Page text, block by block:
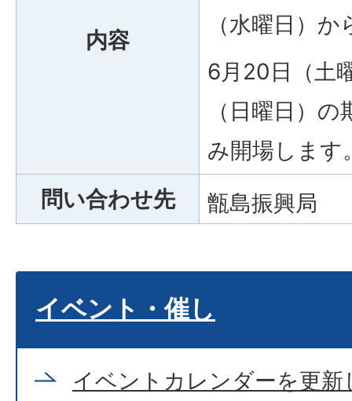
内容
（水曜日）
6月20日（土
（日曜日）
み開場します
問い合わせ先
甑島振興局
イベント・催し
イベントカレンダーを更新